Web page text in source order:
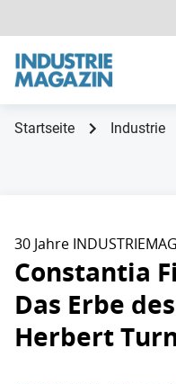
Startseite Industrie
30 Jahre
Constantia
Das Erbe
Herbert